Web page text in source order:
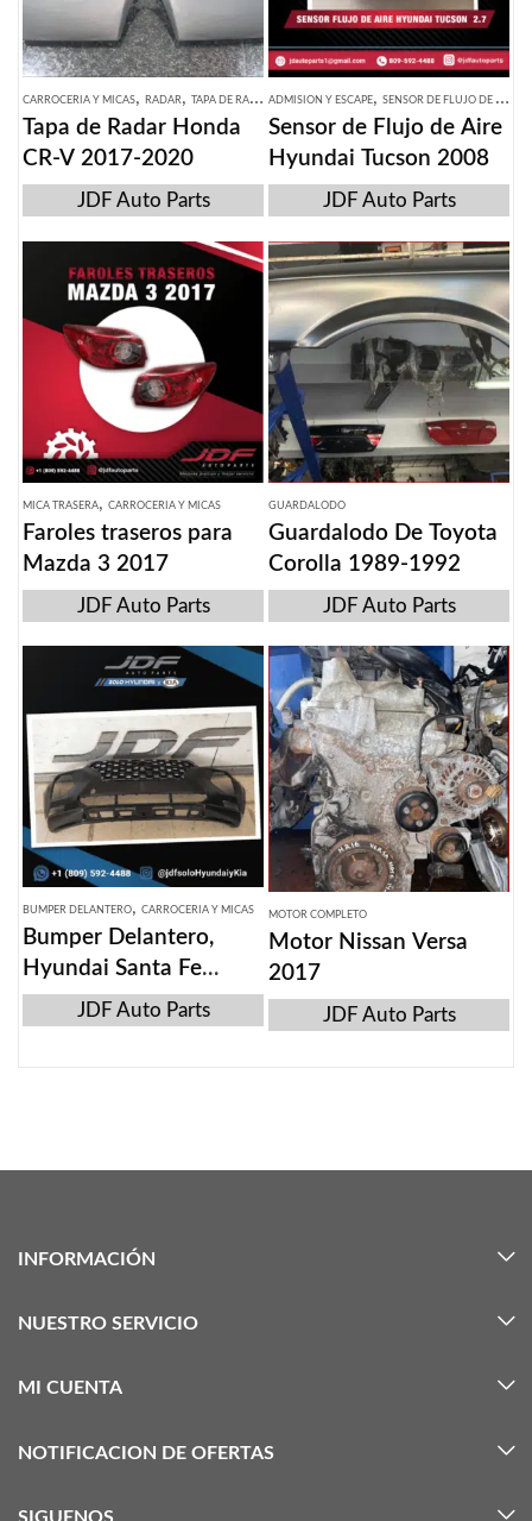
CARROCERIA Y MICAS, RADAR, TAPA DE RADAR
Tapa de Radar Honda
CR-V 2017-2020
JDF Auto Parts
ADMISION Y ESCAPE, SENSOR DE FLUJO DE AIRE
Sensor de Flujo de Aire
Hyundai Tucson 2008
JDF Auto Parts
MICA TRASERA, CARROCERIA Y MICAS
Faroles traseros para
Mazda 3 2017
JDF Auto Parts
GUARDALODO
Guardalodo De Toyota
Corolla 1989-1992
JDF Auto Parts
BUMPER DELANTERO, CARROCERIA Y MICAS
Bumper Delantero,
Hyundai Santa Fe
2019-2020JDF Auto Parts
MOTOR COMPLETO
Motor Nissan Versa
2017
JDF Auto Parts
INFORMACIÓN
NUESTRO SERVICIO
MI CUENTA
NOTIFICACION DE OFERTAS